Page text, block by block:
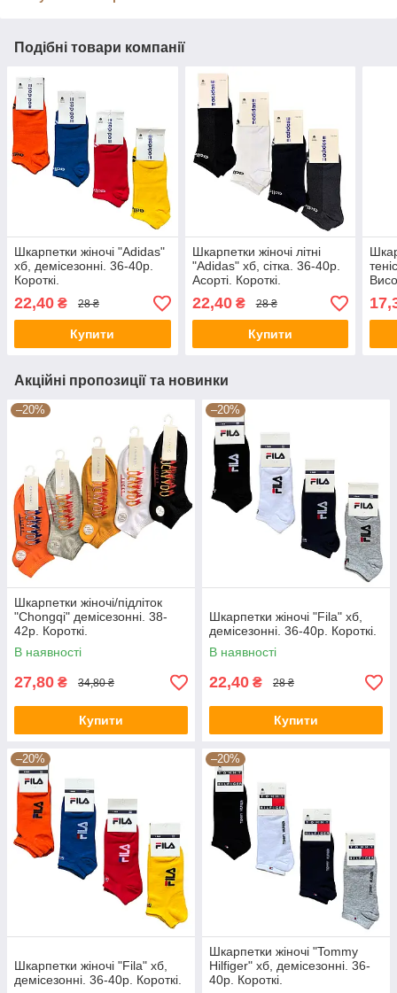
Подібні товари компанії
Шкарпетки жіночі "Adidas"
хб, демісезонні. 36-40р.
Короткі.
22,40 ₴ 28 ₴
Купити
Шкарпетки жіночі літні
"Adidas" хб, сітка. 36-40р.
Асорті. Короткі.
22,40₴ 28 ₴
Купити
Акційні пропозиції та новинки
–20%
Шкарпетки жіночі/підліток
"Chongqi" демісезонні. 38-
42р. Короткі.
В наявності
27,80 ₴ 34,80 ₴
Купити
–20%
Шкарпетки жіночі "Fila" хб,
демісезонні. 36-40р. Короткі.
В наявності
22,40 ₴ 28 ₴
Купити
–20%
Шкарпетки жіночі "Fila" хб,
демісезонні. 36-40р. Короткі.
–20%
Шкарпетки жіночі "Tommy
Hilfiger" хб, демісезонні. 36-
40р. Короткі.